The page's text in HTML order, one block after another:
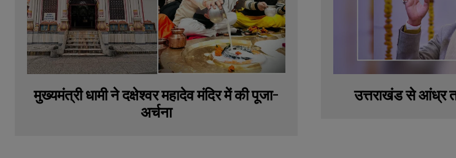
मुख्यमंत्री धामी ने दक्षेश्वर महादेव मंदिर में की पूजा-
अर्चना
उत्तराखंड से आंध्र